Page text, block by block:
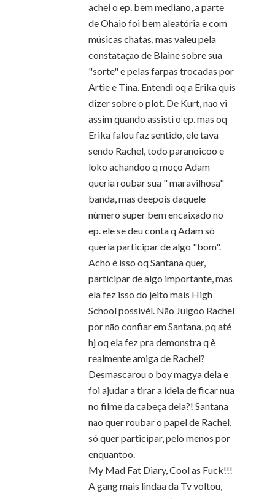
achei o ep. bem mediano, a parte
de Ohaio foi bem aleatória e com
músicas chatas, mas valeu pela
constataçāo de Blaine sobre sua
"sorte" e pelas farpas trocadas por
Artie e Tina. Entendi oq a Erika quis
dizer sobre o plot. De Kurt, nāo vi
assim quando assisti o ep. mas oq
Erika falou faz sentido, ele tava
sendo Rachel, todo paranoicoo e
loko achandoo q moço Adam
queria roubar sua " maravilhosa"
banda, mas deepois daquele
número super bem encaixado no
ep. ele se deu conta q Adam só
queria participar de algo "bom".
Acho é isso oq Santana quer,
participar de algo importante, mas
ela fez isso do jeito mais High
School possivél. Nāo Julgoo Rachel
por nāo confiar em Santana, pq até
hj oq ela fez pra demonstra q è
realmente amiga de Rachel?
Desmascarou o boy magya dela e
foi ajudar a tirar a ideia de ficar nua
no filme da cabeça dela?! Santana
nāo quer roubar o papel de Rachel,
só quer participar, pelo menos por
enquantoo.
My Mad Fat Diary, Cool as Fuck!!!
A gang mais lindaa da Tv voltou,